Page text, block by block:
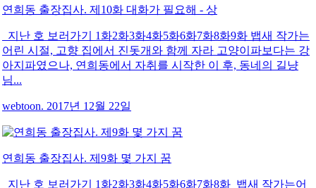
연희동 출장집사. 제10화 대화가 필요해 - 상
지난 호 보러가기 1화2화3화4화5화6화7화8화9화 뱁새 작가는
어린 시절, 고향 집에서 진돗개와 함께 자라 고양이파보다는 강
아지파였으나, 연희동에서 자취를 시작한 이 후, 동네의 길냥
님...
webtoon. 2017년 12월 22일
연희동 출장집사. 제9화 몇 가지 꿈
지난 호 보러가기 1화2화3화4화5화6화7화8화 뱁새 작가는어